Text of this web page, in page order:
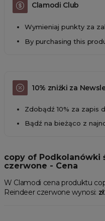
Clamodi Club
Wymieniaj punkty za
By purchasing this
10% zniżki za
Zdobądź 10% za zapis
Bądź na bieżąco z
copy of Podkolanówki
czerwone - Cena
W Clamodi cena produktu
Reindeer czerwone wynosi: